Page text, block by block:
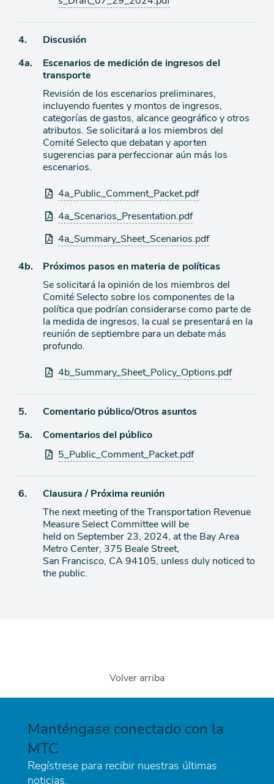
Ítem
de
agenda
4.
Discusión
Ítem
agenda
4a.
Escenarios de medición de ingresos del
transporte
Revisión de los escenarios preliminares,
incluyendo fuentes y montos de ingresos,
categorías de gastos, alcance geográfico y otros
atributos. Se solicitará a los miembros del
Comité Selecto que debatan y aporten
sugerencias para perfeccionar aún más los
escenarios.
Archivos
adjuntos
4a_Public_Comment_Packet.pdf
4a_Scenarios_Presentation.pdf
4a_Summary_Sheet_Scenarios.pdf
Ítem
agenda
4b.
Próximos pasos en materia de políticas
Se solicitará la opinión de los miembros del
Comité Selecto sobre los componentes de la
política que podrían considerarse como parte de
la medida de ingresos, la cual se presentará en la
reunión de septiembre para un debate más
profundo.
Archivos
adjuntos
4b_Summary_Sheet_Policy_Options.pdf
Ítem
de
agenda
5.
Comentario público/Otros asuntos
Ítem
5a.
Comentarios del público
Archivos
adjuntos
5_Public_Comment_Packet.pdf
Ítem
agenda
6.
Clausura / Próxima reunión
The next meeting of the Transportation Revenue
Measure Select Committee will be
held on September 23, 2024, at the Bay Area
Metro Center, 375 Beale Street,
San Francisco, CA 94105, unless duly noticed to
the public.
Volver arriba
Manténgase conectado con la
MTC
Regístrese para recibir nuestras últimas
noticias.